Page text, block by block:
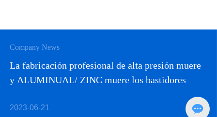
Company News
La fabricación profesional de alta presión muere
y ALUMINUAL/ ZINC muere los bastidores
2023-06-21